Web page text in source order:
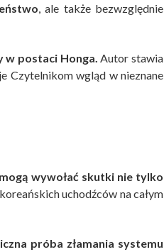
, ale także bezwzględnie
postaci Honga. Autor stawia
Czytelnikom wgląd w nieznane
wywołać skutki nie tylko
uchodźców na całym
próba złamania systemu